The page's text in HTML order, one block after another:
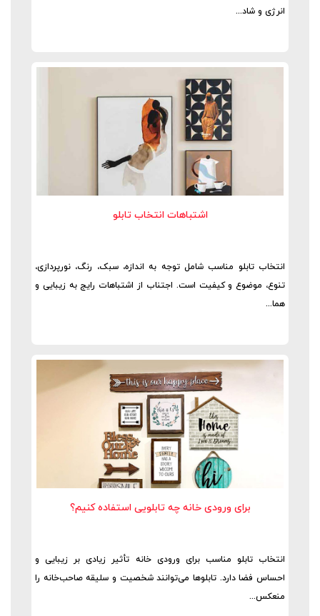
انرژی و شاد...
اشتباهات انتخاب تابلو
انتخاب تابلو مناسب شامل توجه به اندازه، سبک، رنگ، نورپردازی،
تنوع، موضوع و کیفیت است. اجتناب از اشتباهات رایج به زیبایی و
هما...
برای ورودی خانه چه تابلویی استفاده کنیم؟
انتخاب تابلو مناسب برای ورودی خانه تأثیر زیادی بر زیبایی و
احساس فضا دارد. تابلوها می‌توانند شخصیت و سلیقه صاحب‌خانه را
منعکس...